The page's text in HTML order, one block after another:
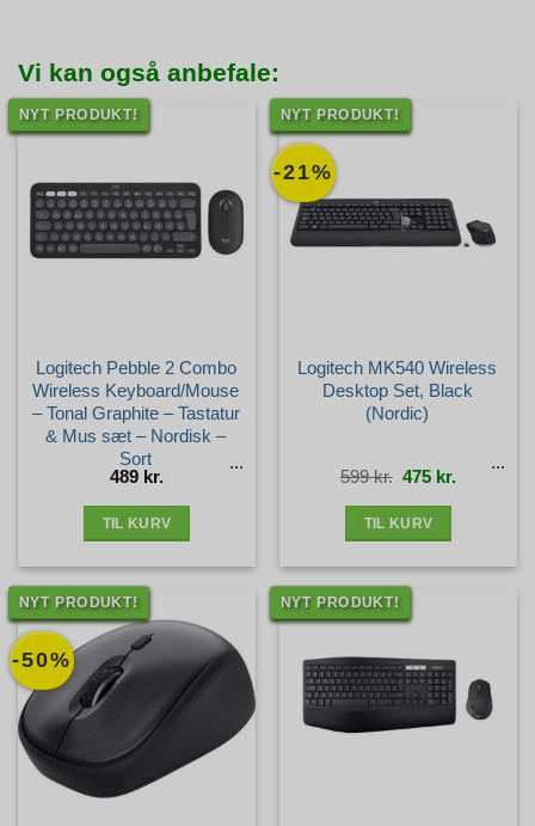
Vi kan også anbefale:
NYT PRODUKT!
Logitech Pebble 2 Combo
Wireless Keyboard/Mouse
– Tonal Graphite – Tastatur
& Mus sæt – Nordisk –
Sort
489 kr.
TIL KURV
-21%
NYT PRODUKT!
Logitech MK540 Wireless
Desktop Set, Black
(Nordic)
599kr. Den
oprindelige
pris
475 kr.aktuelle
pris
TIL KURV
-50%
NYT PRODUKT! NYT PRODUKT!